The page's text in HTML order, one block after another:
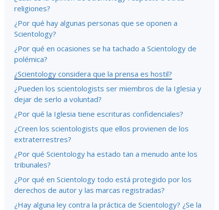
religiones?
¿Por qué hay algunas personas que se oponen a
Scientology?
¿Por qué en ocasiones se ha tachado a Scientology de
polémica?
¿Scientology considera que la prensa es hostil?
¿Pueden los scientologists ser miembros de la Iglesia y
dejar de serlo a voluntad?
¿Por qué la Iglesia tiene escrituras confidenciales?
¿Creen los scientologists que ellos provienen de los
extraterrestres?
¿Por qué Scientology ha estado tan a menudo ante los
tribunales?
¿Por qué en Scientology todo está protegido por los
derechos de autor y las marcas registradas?
¿Hay alguna ley contra la práctica de Scientology? ¿Se la